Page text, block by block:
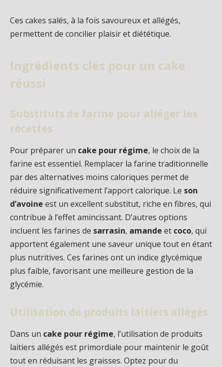
Ces cakes salés, à la fois savoureux et allégés,
permettent de concilier plaisir et diététique.
Ingrédients clés pour un cake
réussi
Substituts de farine pour alléger les
recettes
Pour préparer un cake pour régime, le choix de la
farine est essentiel. Remplacer la farine traditionnelle
par des alternatives moins caloriques permet de
réduire significativement l’apport calorique. Le son
d’avoine est un excellent substitut, riche en fibres, qui
contribue à l’effet amincissant. D’autres options
incluent les farines de sarrasin, amande et coco, qui
apportent également une saveur unique tout en étant
plus nutritives. Ces farines ont un indice glycémique
plus faible, favorisant une meilleure gestion de la
glycémie.
Utilisation de produits laitiers allégés
Dans un cake pour régime, l’utilisation de produits
laitiers allégés est primordiale pour maintenir le goût
tout en réduisant les graisses. Optez pour du